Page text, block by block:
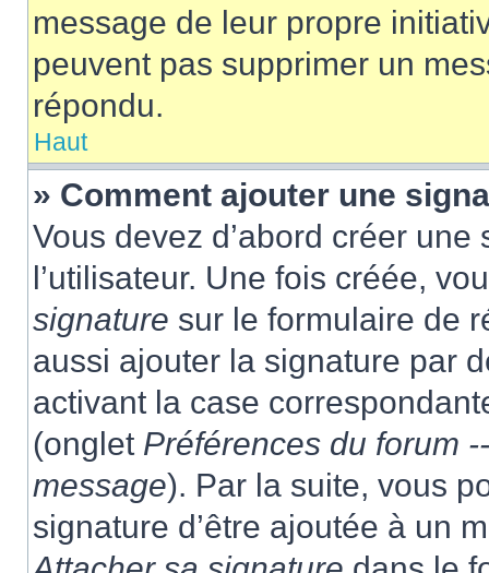
message de leur propre
peuvent pas supprimer un
répondu.
Haut
» Comment ajouter une
Vous devez d’abord créer
l’utilisateur. Une fois créée,
signature sur le formulaire de
aussi ajouter la signature par
activant la case
(onglet Préférences du forum
message). Par la suite, vous
signature d’être ajoutée à un